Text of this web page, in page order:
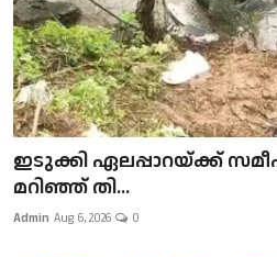
ഇടുക്കി ഏലപ്പാറയ്ക്ക്
മറിഞ്ഞ് തി...
Admin Aug 6, 2026 0